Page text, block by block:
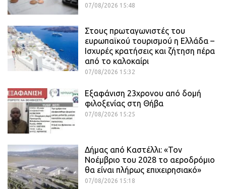
07/08/2026 15:48
Στους πρωταγωνιστές του
ευρωπαϊκού τουρισμού η Ελλάδα –
Ισχυρές κρατήσεις και ζήτηση πέρα
από το καλοκαίρι
07/08/2026 15:32
Εξαφάνιση 23χρονου από δομή
φιλοξενίας στη Θήβα
07/08/2026 15:25
Δήμας από Καστέλλι: «Τον
Νοέμβριο του 2028 το αεροδρόμιο
θα είναι πλήρως επιχειρησιακό»
07/08/2026 15:18